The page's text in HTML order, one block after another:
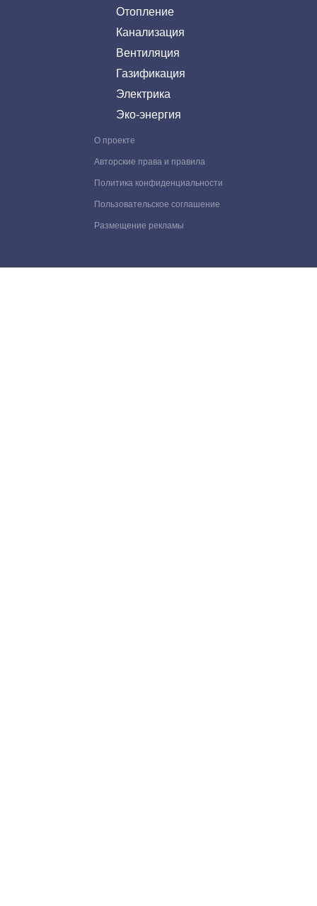
Отопление
Канализация
Вентиляция
Газификация
Электрика
Эко-энергия
О проекте
Авторские права и правила
Политика конфиденциальности
Пользовательское соглашение
Размещение рекламы